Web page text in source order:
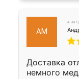
АМ
4
Доставка
немного